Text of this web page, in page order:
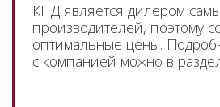
КПД является дилером
производителей, поэтому
оптимальные цены.
с компанией можно в